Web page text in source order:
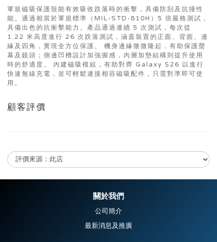
軍規磁吸保護殼能有效吸收跌落時的衝擊，具備防刮及抗撞性
能。通過相當於軍規標準（MIL-STD-810H）5 倍嚴格測試，
具備出色的抗衝擊能力。產品通過連續 5 次測試，每次從
1.22 米高度進行 26 次跌落測試，涵蓋裝置的正面、背面、邊
緣及四角，實現全方位保護。 機身邊緣微微隆起，有助保護螢
幕及鏡頭；側邊凹槽設計加強握感，內層加墊結構則提升使用
時的舒適度。 內建磁吸模組，有助對齊 Galaxy S26 以進行
快速無線充電，並可輕鬆連接相容磁吸配件，只需對準即可使
用。
顧客評價
關於我們
公司簡介
最新消息及推廣